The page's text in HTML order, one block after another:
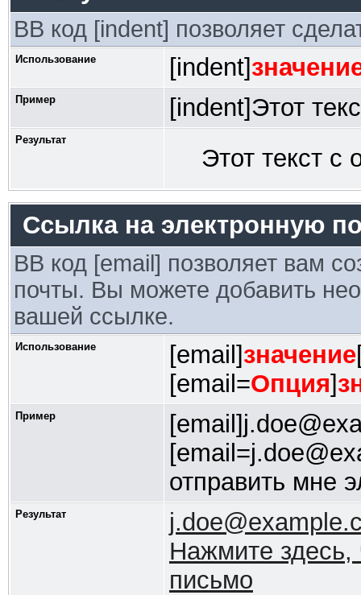
BB код [indent] позволяет
Использование [indent]
Пример [indent]Этот
Результат
Этот текст с
Ссылка на электронную
BB код [email] позволяет вам
почты. Вы можете добавить
вашей ссылке.
Использование [email]значение
[email=Опция]
Пример
отправить мне
Результат
Нажмите здесь,
письмо